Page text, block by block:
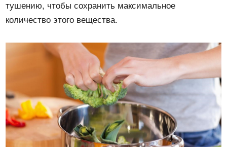
тушению, чтобы сохранить максимальное
количество этого вещества.